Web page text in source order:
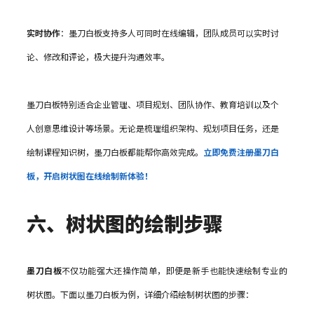
实时协作：墨刀白板支持多人可同时在线编辑，团队成员可以实时讨
论、修改和评论，极大提升沟通效率。
墨刀白板特别适合企业管理、项目规划、团队协作、教育培训以及个
人创意思维设计等场景。无论是梳理组织架构、规划项目任务，还是
绘制课程知识树，墨刀白板都能帮你高效完成。 立即免费注册墨刀白
板，开启树状图在线绘制新体验！
六、树状图的绘制步骤
墨刀白板不仅功能强大还操作简单，即便是新手也能快速绘制专业的
树状图。下面以墨刀白板为例，详细介绍绘制树状图的步骤：